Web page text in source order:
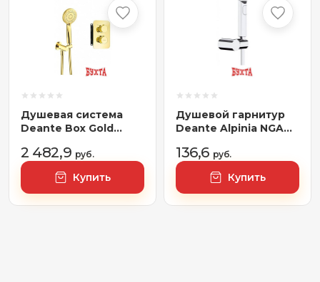
Душевая система
Deante Box Gold
2 482,9 руб.
Купить
Душевой гарнитур
Deante Alpinia NGA
136,6 руб.
Купить